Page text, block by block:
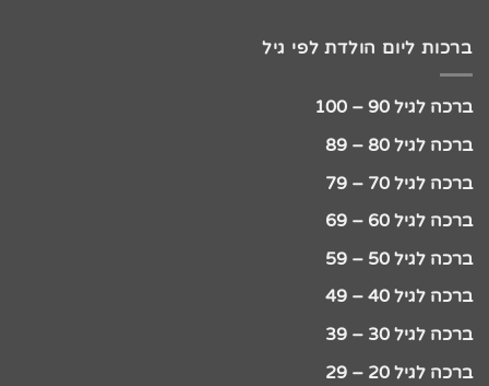
ברכות ליום הולדת לפי גיל
ברכה לגיל 90 – 100
ברכה לגיל 80 – 89
ברכה לגיל 70 – 79
ברכה לגיל 60 – 69
ברכה לגיל 50 – 59
ברכה לגיל 40 – 49
ברכה לגיל 30 – 39
ברכה לגיל 20 – 29